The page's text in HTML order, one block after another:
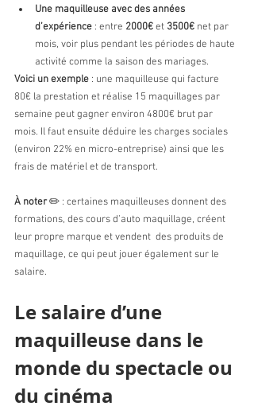
Une maquilleuse avec des années
d’expérience : entre 2000€ et 3500€ net par
mois, voir plus pendant les périodes de haute
activité comme la saison des mariages.
Voici un exemple : une maquilleuse qui facture
80€ la prestation et réalise 15 maquillages par
semaine peut gagner environ 4800€ brut par
mois. Il faut ensuite déduire les charges sociales
(environ 22% en micro-entreprise) ainsi que les
frais de matériel et de transport.
À noter ✏️ : certaines maquilleuses donnent des
formations, des cours d’auto maquillage, créent
leur propre marque et vendent  des produits de
maquillage, ce qui peut jouer également sur le
salaire.
Le salaire d’une
maquilleuse dans le
monde du spectacle ou
du cinéma